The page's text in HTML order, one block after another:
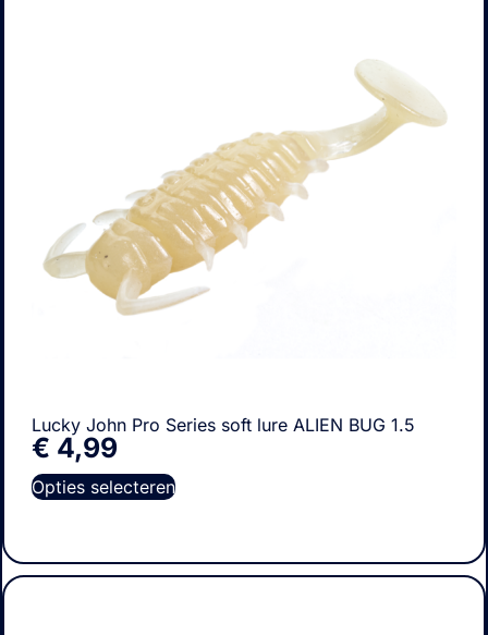
Lucky John Pro Series soft lure ALIEN BUG 1.5
€ 4,99
Opties selecteren